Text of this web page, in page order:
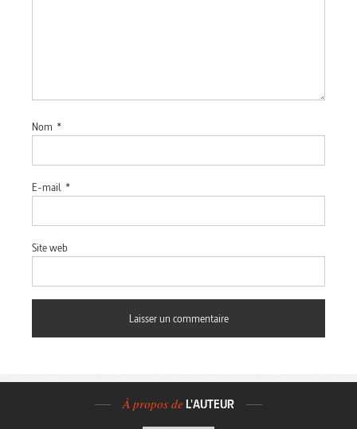
Nom *
E-mail *
Site web
À propos de L'AUTEUR